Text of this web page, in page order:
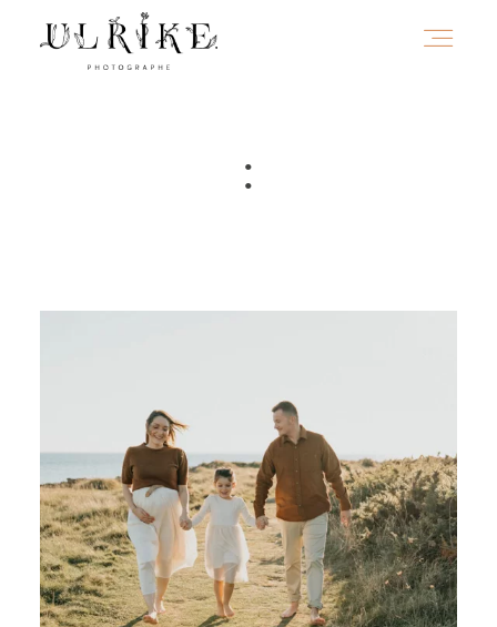
:
PORTFOLIO
JOURNAL
CONTACT